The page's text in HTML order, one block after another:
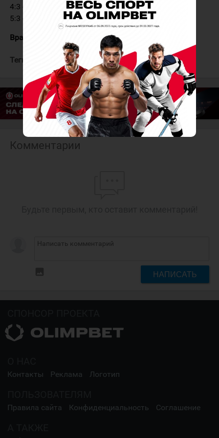
4:3 - Гиматов (Хованов, Сумин) - 51:35 ГБ
5:3 - Воеводин (Альшевский) - 53:33
Вратари: Скрынник - Цыба (Кузмаул, 53:33 - 60:00)
Теги: Нефтяник Ермак
Комментарии
НАПИСАТЬ
Контакты Реклама Логотип
Правила сайта Конфиденциальность Соглашение